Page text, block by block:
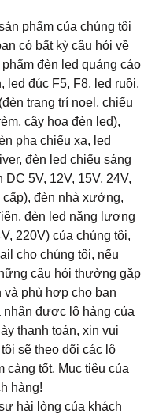
phẩm của chúng tôi
có bất kỳ câu hỏi về
đèn led quảng cáo
led đúc F5, F8, led ruồi,
trang trí noel, chiếu
cây hoa đèn led),
pha chiếu xa, led
đèn led chiếu sáng
5V, 12V, 15V, 24V,
cấp), đèn nhà xưởng,
đèn led năng lượng
220V) của chúng tôi,
cho chúng tôi, nếu
câu hỏi thường gặp
và phù hợp cho bạn
được lô hàng của
thanh toán, xin vui
sẽ theo dõi các lô
càng tốt. Mục tiêu của
hàng!
hài lòng của khách